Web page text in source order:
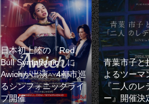
日本初上陸の『Red
Bull Symphonic』に
Awichが出演 4都市巡
るシンフォニックライ
ブ開催
青葉市子と
よるツーマ
『二人のレ
ー』開催決